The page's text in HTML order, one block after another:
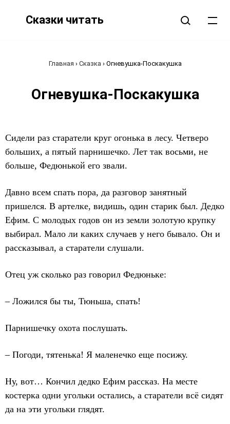
Сказки читать
Главная › Сказка › Огневушка-Поскакушка
Огневушка-Поскакушка
Сидели раз старатели круг огонька в лесу. Четверо
больших, а пятый парнишечко. Лет так восьми, не
больше, Федюнькой его звали.
Давно всем спать пора, да разговор занятный
пришелся. В артелке, видишь, один старик был. Дедко
Ефим. С молодых годов он из земли золотую крупку
выбирал. Мало ли каких случаев у него бывало. Он и
рассказывал, а старатели слушали.
Отец уж сколько раз говорил Федюньке:
– Ложился бы ты, Тюньша, спать!
Парнишечку охота послушать.
– Погоди, тятенька! Я маленечко еще посижу.
Ну, вот… Кончил дедко Ефим рассказ. На месте
костерка одни угольки остались, а старатели всё сидят
да на эти угольки глядят.